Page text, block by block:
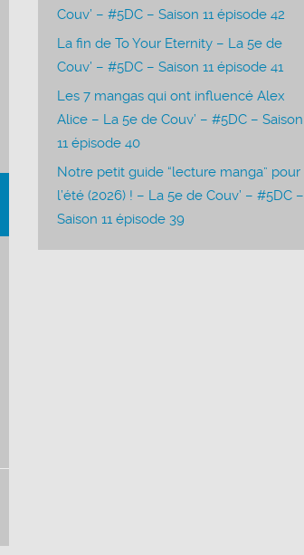
Couv’ – #5DC – Saison 11 épisode 42
La fin de To Your Eternity – La 5e de
Couv’ – #5DC – Saison 11 épisode 41
Les 7 mangas qui ont influencé Alex
Alice – La 5e de Couv’ – #5DC – Saison
11 épisode 40
Notre petit guide “lecture manga” pour
l’été (2026) ! – La 5e de Couv’ – #5DC –
Saison 11 épisode 39